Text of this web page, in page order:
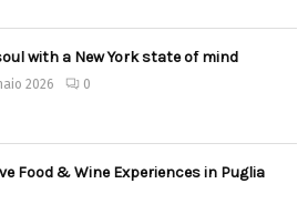
with a New York state of mind
2026 0
Food & Wine Experiences in Puglia